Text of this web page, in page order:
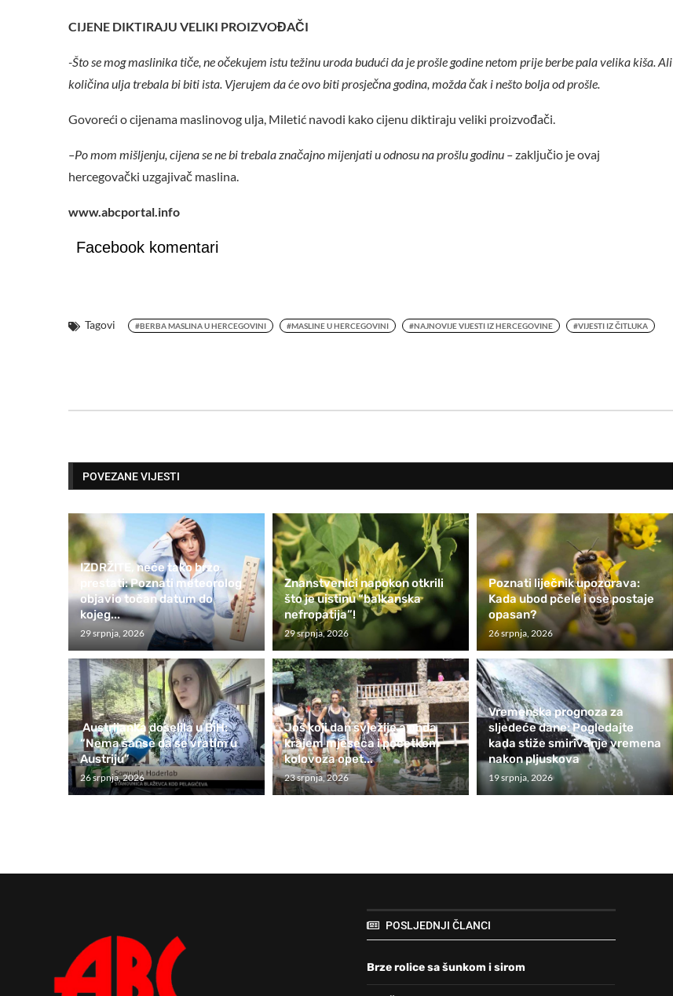
CIJENE DIKTIRAJU VELIKI PROIZVOĐAČI
-Što se mog maslinika tiče, ne očekujem istu težinu uroda budući da je prošle godine netom prije berbe pala velika kiša. Ali
količina ulja trebala bi biti ista. Vjerujem da će ovo biti prosječna godina, možda čak i nešto bolja od prošle.
Govoreći o cijenama maslinovog ulja, Miletić navodi kako cijenu diktiraju veliki proizvođači.
–Po mom mišljenju, cijena se ne bi trebala značajno mijenjati u odnosu na prošlu godinu –zaključio je ovaj
hercegovački uzgajivač maslina.
www.abcportal.info
Facebook komentari
Tagovi #BERBA MASLINA U HERCEGOVINI #MASLINE U HERCEGOVINI #NAJNOVIJE VIJESTI IZ HERCEGOVINE #VIJESTI IZ ČITLUKA
POVEZANE VIJESTI
IZDRŽITE, neće tako brzo
prestati: Poznati meteorolog
objavio točan datum do
kojeg...
29 srpnja, 2026
Znanstvenici napokon otkrili
što je uistinu “balkanska
nefropatija”!
29 srpnja, 2026
Poznati liječnik upozorava:
Kada ubod pčele i ose postaje
opasan?
26 srpnja, 2026
Austrijanka doselila u BiH:
“Nema šanse da se vratim u
Austriju”
26 srpnja, 2026
Još koji dan svježije a onda
krajem mjeseca i početkom
kolovoza opet...
23 srpnja, 2026
Vremenska prognoza za
sljedeće dane: Pogledajte
kada stiže smirivanje vremena
nakon pljuskova
19 srpnja, 2026
POSLJEDNJI ČLANCI
Brze rolice sa šunkom i sirom